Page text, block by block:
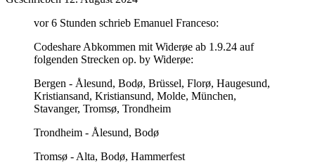
vor 6 Stunden schrieb Emanuel Franceso:
Codeshare Abkommen mit Widerøe ab 1.9.24 auf
folgenden Strecken op. by Widerøe:
Bergen - Ålesund, Bodø, Brüssel, Florø, Haugesund,
Kristiansand, Kristiansund, Molde, München,
Stavanger, Tromsø, Trondheim
Trondheim - Ålesund, Bodø
Tromsø - Alta, Bodø, Hammerfest